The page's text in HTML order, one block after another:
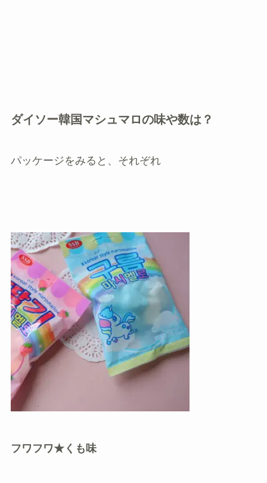
ダイソー韓国マシュマロの味や数は？
パッケージをみると、それぞれ
フワフワ★くも味